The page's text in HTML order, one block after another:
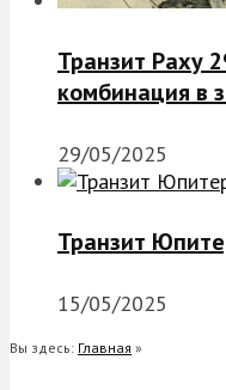
Транзит Раху
комбинация в
29/05/2025
Транзит
15/05/2025
Вы здесь: Главная »